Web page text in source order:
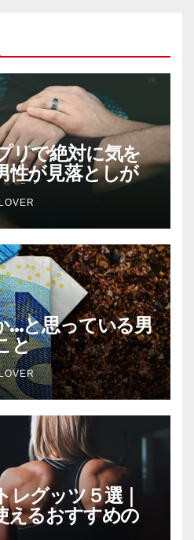
リで絶対に気を
性が見落としが
心
…と思っている男
と
グッツ５選｜
えるおすすめの
紹介